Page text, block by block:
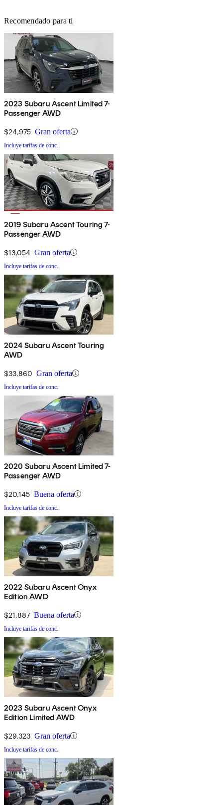
Recomendado para ti
2023 Subaru Ascent Limited 7-
Passenger AWD
$24,975 Gran oferta
Incluye tarifas de conc.
2019 Subaru Ascent Touring 7-
Passenger AWD
$13,054 Gran oferta
Incluye tarifas de conc.
2024 Subaru Ascent Touring
AWD
$33,860 Gran oferta
Incluye tarifas de conc.
2020 Subaru Ascent Limited 7-
Passenger AWD
$20,145 Buena oferta
Incluye tarifas de conc.
2022 Subaru Ascent Onyx
Edition AWD
$21,887 Buena oferta
Incluye tarifas de conc.
2023 Subaru Ascent Onyx
Edition Limited AWD
$29,323 Gran oferta
Incluye tarifas de conc.